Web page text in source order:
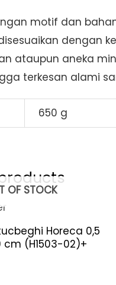
motif dan
dengan
ataupun aneka
terkesan alami
650 g
OF STOCK
Horeca 0,5
cm (H1503-02)+